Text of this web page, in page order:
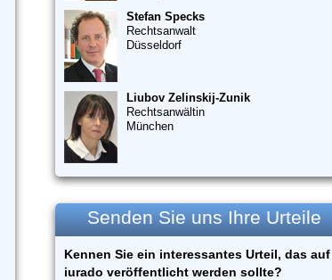
Stefan Specks
Rechtsanwalt
Düsseldorf
Liubov Zelinskij-Zunik
Rechtsanwältin
München
Senden Sie uns Ihre Urteile
Kennen Sie ein interessantes Urteil, das auf
iurado veröffentlicht werden sollte?